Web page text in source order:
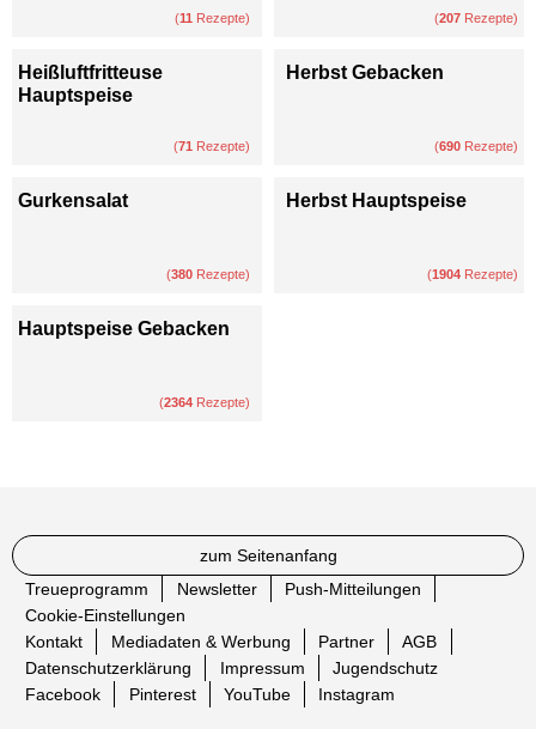
(11 Rezepte) (207 Rezepte)
Heißluftfritteuse
Hauptspeise
(71 Rezepte)
Herbst Gebacken
(690 Rezepte)
Gurkensalat
(380 Rezepte)
Herbst Hauptspeise
(1904 Rezepte)
Hauptspeise Gebacken
(2364 Rezepte)
zum Seitenanfang
Treueprogramm
Newsletter
Push-Mitteilungen
Cookie-Einstellungen
Kontakt
Mediadaten & Werbung Partner
AGB
Datenschutzerklärung
Impressum
Jugendschutz
Facebook
Pinterest YouTube Instagram